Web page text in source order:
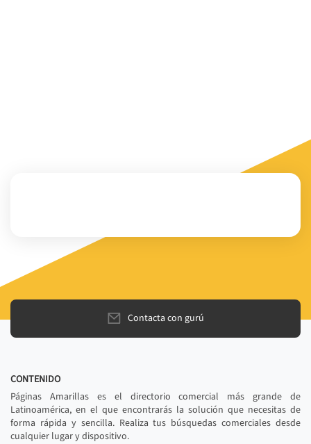
Contacta con gurú
CONTENIDO
Páginas Amarillas es el directorio comercial más grande de
Latinoamérica, en el que encontrarás la solución que necesitas de
forma rápida y sencilla. Realiza tus búsquedas comerciales desde
cualquier lugar y dispositivo.